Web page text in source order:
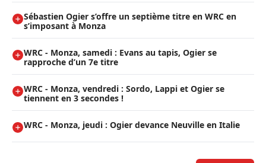
Sébastien Ogier s’offre un septième titre en WRC en
s’imposant à Monza
WRC - Monza, samedi : Evans au tapis, Ogier se
rapproche d’un 7e titre
WRC - Monza, vendredi : Sordo, Lappi et Ogier se
tiennent en 3 secondes !
WRC - Monza, jeudi : Ogier devance Neuville en Italie